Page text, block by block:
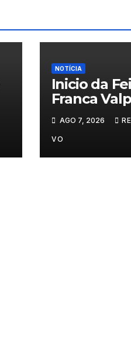
NOTÍCIA
Inicio da
Franca
AGO 7, 2026
VO